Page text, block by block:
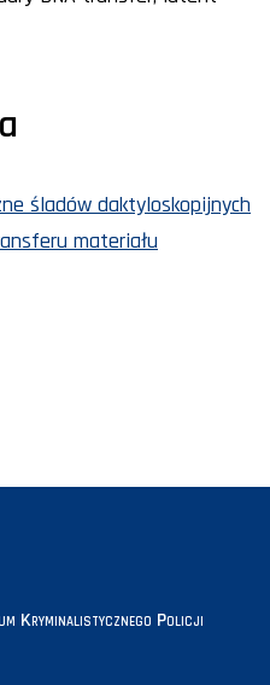
śladów daktyloskopijnych
materiału
Kryminalistycznego Policji